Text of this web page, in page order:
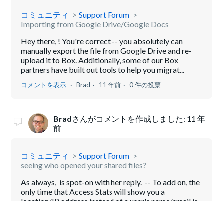
コミュニティ
Support Forum
Importing from Google Drive/Google Docs
Hey there, ! You're correct -- you absolutely can
manually export the file from Google Drive and re-
upload it to Box. Additionally, some of our Box
partners have built out tools to help you migrat...
コメントを表示 Brad 11 年前 0 件の投票
Bradさんがコメントを作成しました: 11 年
前
コミュニティ
Support Forum
seeing who opened your shared files?
As always, is spot-on with her reply. -- To add on, the
only time that Access Stats will show you a